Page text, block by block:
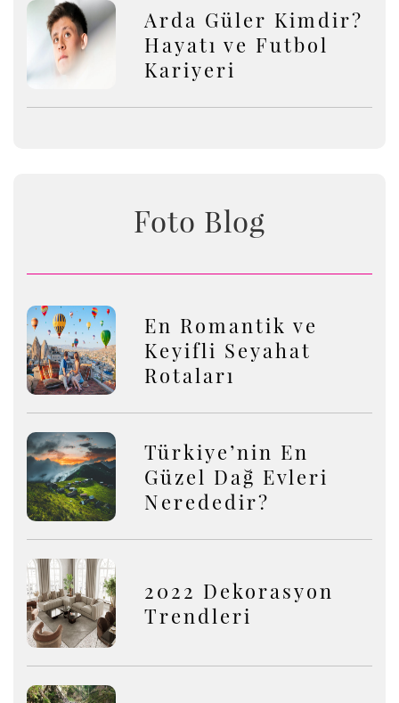
Arda Güler Kimdir?
Hayatı ve Futbol
Kariyeri
Foto Blog
En Romantik ve
Keyifli Seyahat
Rotaları
Türkiye’nin En
Güzel Dağ Evleri
Nerededir?
2022 Dekorasyon
Trendleri